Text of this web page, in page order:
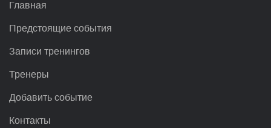
Главная
Предстоящие события
Записи тренингов
Тренеры
Добавить событие
Контакты